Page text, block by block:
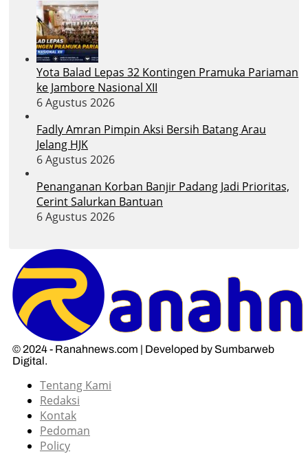
Yota Balad Lepas 32 Kontingen Pramuka Pariaman
ke Jambore Nasional XII
6 Agustus 2026
Fadly Amran Pimpin Aksi Bersih Batang Arau
Jelang HJK
6 Agustus 2026
Penanganan Korban Banjir Padang Jadi Prioritas,
Cerint Salurkan Bantuan
6 Agustus 2026
© 2024 - Ranahnews.com | Developed by Sumbarweb
Digital.
Tentang Kami
Redaksi
Kontak
Pedoman
Policy